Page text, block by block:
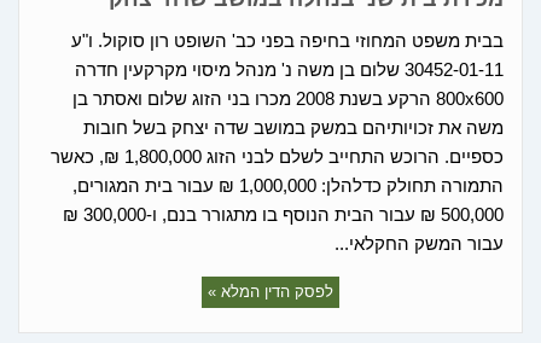
בבית משפט המחוזי בחיפה בפני כב' השופט רון סוקול. ו"ע
30452-01-11 שלום בן משה נ' מנהל מיסוי מקרקעין חדרה
800x600 הרקע בשנת 2008 מכרו בני הזוג שלום ואסתר בן
משה את זכויותיהם במשק במושב שדה יצחק בשל חובות
כספיים. הרוכש התחייב לשלם לבני הזוג 1,800,000 ₪, כאשר
התמורה תחולק כדלהלן: 1,000,000 ₪ עבור בית המגורים,
500,000 ₪ עבור הבית הנוסף בו מתגורר בנם, ו-300,000 ₪
עבור המשק החקלאי...
לפסק הדין המלא »